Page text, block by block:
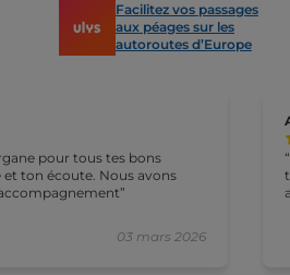
Facilitez vos passages
aux péages sur les
autoroutes d’Europe
03 mars 2026
pour tous tes bons
et ton écoute. Nous avons